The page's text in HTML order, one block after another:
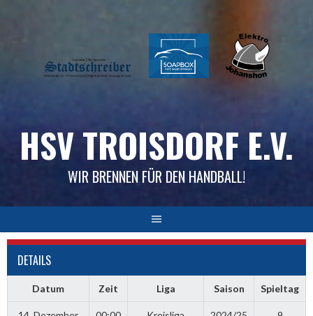
HSV TROISDORF E.V.
WIR BRENNEN FÜR DEN HANDBALL!
DETAILS
Datum Zeit Liga Saison Spieltag